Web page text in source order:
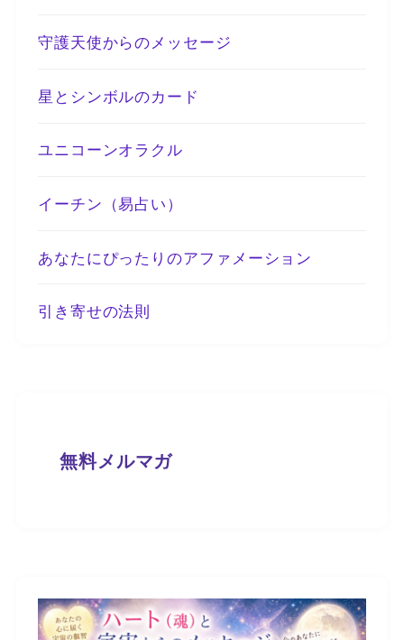
守護天使からのメッセージ
星とシンボルのカード
ユニコーンオラクル
イーチン（易占い）
あなたにぴったりのアファメーション
引き寄せの法則
無料メルマガ